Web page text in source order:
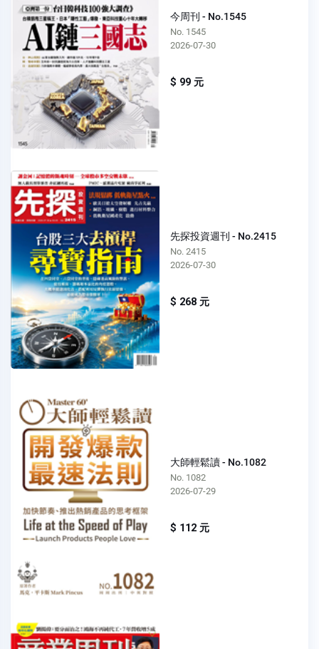
今周刊 - No.1545
No. 1545
2026-07-30
$ 99 元
先探投資週刊 - No.2415
No. 2415
2026-07-30
$ 268 元
大師輕鬆讀 - No.1082
No. 1082
2026-07-29
$ 112 元